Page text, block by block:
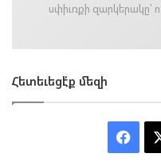
սփիւռքի զարկերակը՝
Հետեւեցէ՛ք մեզի